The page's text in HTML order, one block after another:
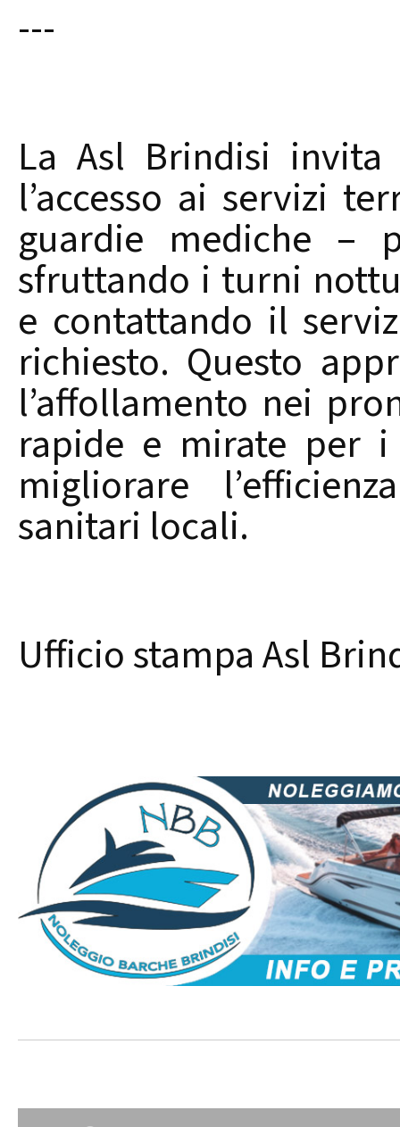
---
La Asl Brindisi
l’accesso ai servizi
guardie mediche –
sfruttando i turni
e contattando il
richiesto. Questo
l’affollamento nei
rapide e mirate per
migliorare
sanitari locali.
Ufficio stampa Asl